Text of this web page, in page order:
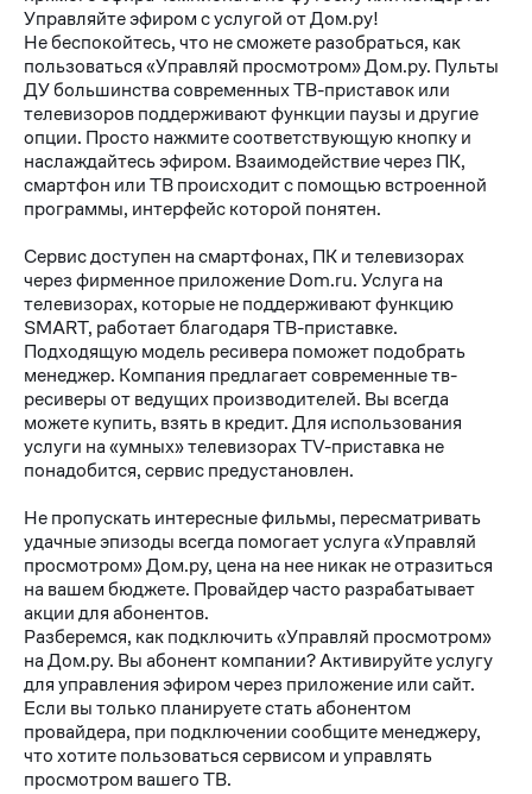
Управляйте эфиром с услугой от Дом.ру!
Не беспокойтесь, что не сможете разобраться, как
пользоваться «Управляй просмотром» Дом.ру. Пульты
ДУ большинства современных ТВ-приставок или
телевизоров поддерживают функции паузы и другие
опции. Просто нажмите соответствующую кнопку и
наслаждайтесь эфиром. Взаимодействие через ПК,
смартфон или ТВ происходит с помощью встроенной
программы, интерфейс которой понятен.
Сервис доступен на смартфонах, ПК и телевизорах
через фирменное приложение Dom.ru. Услуга на
телевизорах, которые не поддерживают функцию
SMART, работает благодаря ТВ-приставке.
Подходящую модель ресивера поможет подобрать
менеджер. Компания предлагает современные тв-
ресиверы от ведущих производителей. Вы всегда
можете купить, взять в кредит. Для использования
услуги на «умных» телевизорах TV-приставка не
понадобится, сервис предустановлен.
Не пропускать интересные фильмы, пересматривать
удачные эпизоды всегда помогает услуга «Управляй
просмотром» Дом.ру, цена на нее никак не отразиться
на вашем бюджете. Провайдер часто разрабатывает
акции для абонентов.
Разберемся, как подключить «Управляй просмотром»
на Дом.ру. Вы абонент компании? Активируйте услугу
для управления эфиром через приложение или сайт.
Если вы только планируете стать абонентом
провайдера, при подключении сообщите менеджеру,
что хотите пользоваться сервисом и управлять
просмотром вашего ТВ.